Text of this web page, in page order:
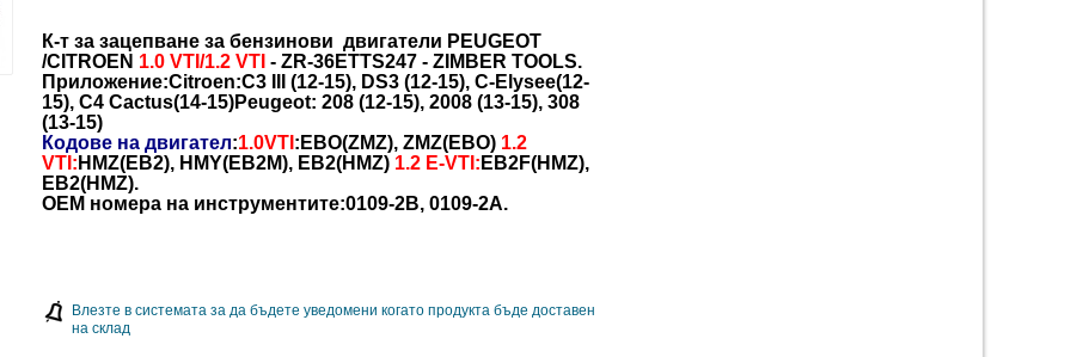
К-т за зацепване за бензинови двигатели PEUGEOT
/CITROEN 1.0 VTI/1.2 VTI - ZR-36ETTS247 - ZIMBER TOOLS.
Приложение:Citroen:C3 III (12-15), DS3 (12-15), C-Elysee(12-
15), C4 Cactus(14-15)Peugeot: 208 (12-15), 2008 (13-15), 308
(13-15)
Кодове на двигател:1.0VTI :EBO(ZMZ), ZMZ(EBO) 1.2
VTI: HMZ(EB2), HMY(EB2M), EB2(HMZ) 1.2 E-VTI: EB2F(HMZ),
EB2(HMZ).
OEM номера на инструментите:0109-2B, 0109-2A.
Влезте в системата за да бъдете уведомени когато продукта бъде доставен
на склад